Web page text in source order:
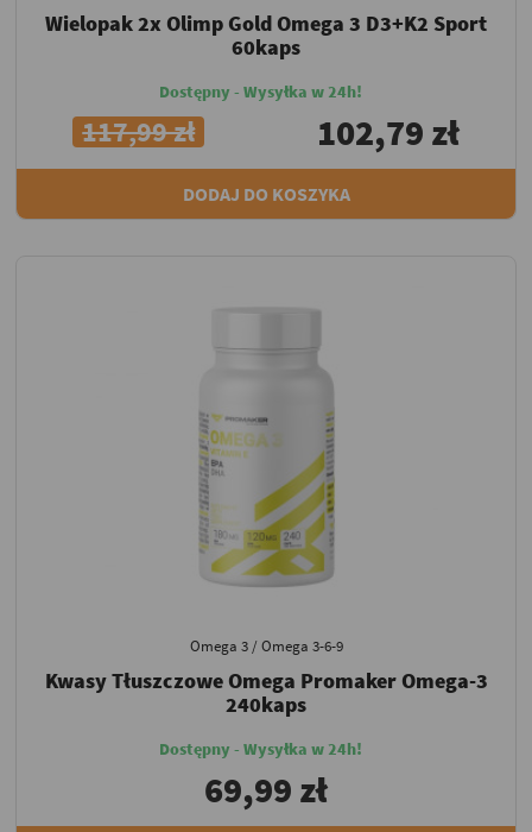
Wielopak 2x Olimp Gold Omega 3 D3+K2 Sport
60kaps
Dostępny - Wysyłka w 24h!
117,99 zł 102,79 zł
DODAJ DO KOSZYKA
Omega 3 / Omega 3-6-9
Kwasy Tłuszczowe Omega Promaker Omega-3
240kaps
Dostępny - Wysyłka w 24h!
69,99 zł